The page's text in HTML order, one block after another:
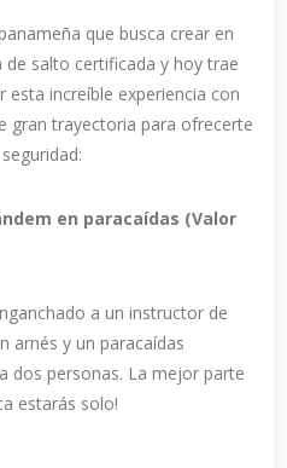
que busca crear en
salto certificada y hoy trae
increíble experiencia con
gran trayectoria para ofrecerte
en paracaídas (Valor
a un instructor de
arnés y un paracaídas
dos personas. La mejor parte
estarás solo!